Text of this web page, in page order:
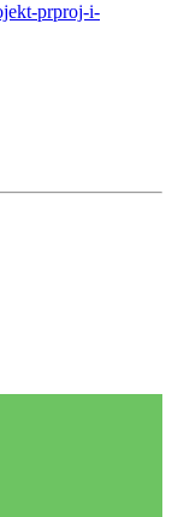
prproj-i-